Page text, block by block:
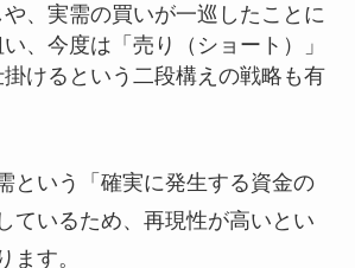
、実需の買いが一巡したことに
、今度は「売り（ショート）」
けるという二段構えの戦略も有
という「確実に発生する資金の
ているため、再現性が高いとい
ます。